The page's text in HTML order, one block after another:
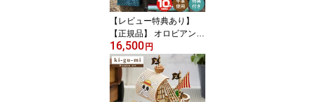
誕生日 旦那 プレゼント
男性
【レビュー特典あり】
【正規品】 オロビアンコ
ジッポー 本牛革手縫いラ
イター ORZ-001 | OROBI
ANCO ZIPPO ライター
フリント着火式 日本製
ギフト プレゼント 喫煙
16,500 円